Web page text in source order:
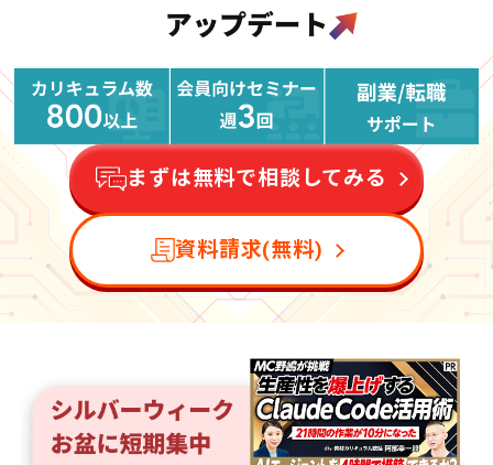
まずは無料で相談してみる
資料請求(無料)